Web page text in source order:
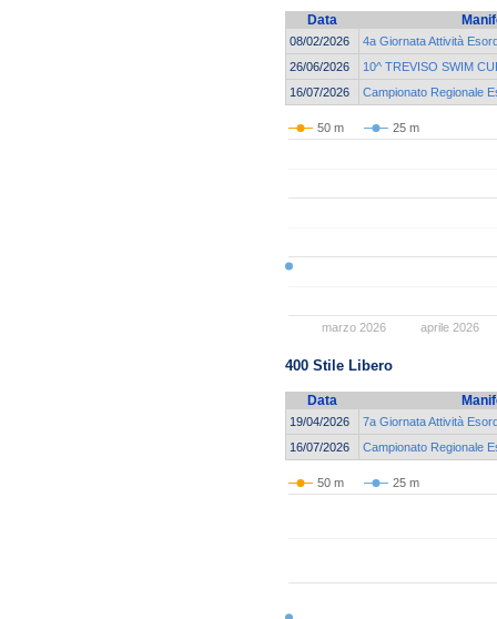
Data
08/02/2026
4a Giornata Attività
26/06/2026
10^ TREVISO SWIM
16/07/2026
Campionato Regionale
50 m 25 m
marzo 2026 aprile 2026
400 Stile Libero
Data
19/04/2026
7a Giornata Attività
16/07/2026
Campionato Regionale
50 m 25 m